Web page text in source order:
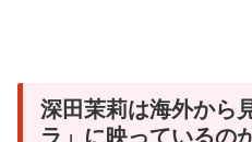
深田茉莉は海外から
ラ」に映っているの